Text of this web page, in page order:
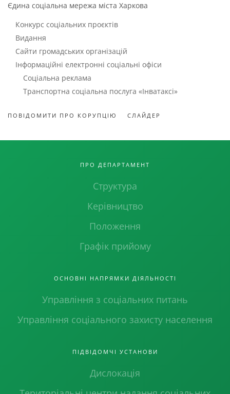
Єдина соціальна мережа міста Харкова
Конкурс соціальних проєктів
Видання
Сайти громадських організацій
Інформаційні електронні соціальні офіси
Соціальна реклама
Транспортна соціальна послуга «Інватаксі»
ПОВІДОМИТИ ПРО КОРУПЦІЮ СЛАЙДЕР
ПРО ДЕПАРТАМЕНТ
Структура
Керівництво
Положення
Графік прийому
ОСНОВНІ НАПРЯМКИ ДІЯЛЬНОСТІ
Управління з соціальних питань
Управління соціального захисту населення
ПІДВІДОМЧІ УСТАНОВИ
Дислокація